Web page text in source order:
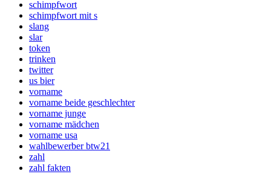
schimpfwort
schimpfwort mit s
slang
slar
token
trinken
twitter
us bier
vorname
vorname beide geschlechter
vorname junge
vorname mädchen
vorname usa
wahlbewerber btw21
zahl
zahl fakten